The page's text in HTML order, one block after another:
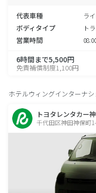
代表車種 ラ
ボディタイプ ト
営業時間
6時間まで5,500円
免責補償制度1,100円
ホテルウィングインターナ
トヨタレンタカー
千代田区神田神保町